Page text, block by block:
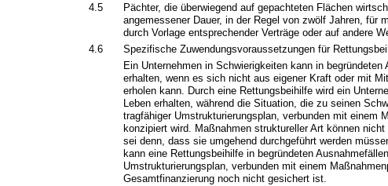
4.5
Pächter, die überwiegend auf gepachteten Flächen
angemessener Dauer, in der Regel von zwölf Jahren, für
durch Vorlage entsprechender Verträge oder auf andere
4.6
Spezifische Zuwendungsvoraussetzungen für
Ein Unternehmen in Schwierigkeiten kann in
erhalten, wenn es sich nicht aus eigener Kraft oder mit
erholen kann. Durch eine Rettungsbeihilfe wird ein
Leben erhalten, während die Situation, die zu seinen
tragfähiger Umstrukturierungsplan, verbunden mit einem
konzipiert wird. Maßnahmen struktureller Art können
sei denn, dass sie umgehend durchgeführt werden
kann eine Rettungsbeihilfe in begründeten
Umstrukturierungsplan, verbunden mit einem
Gesamtfinanzierung noch nicht gesichert ist.